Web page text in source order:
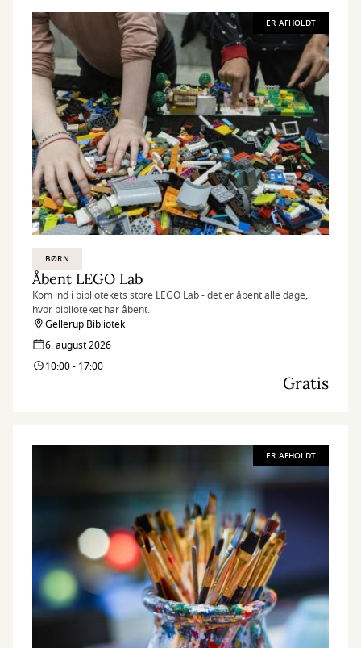
ER AFHOLDT
BØRN
Åbent LEGO Lab
Kom ind i bibliotekets store LEGO Lab - det er åbent alle dage,
hvor biblioteket har åbent.
Gellerup Bibliotek
6. august 2026
10:00 - 17:00
Gratis
ER AFHOLDT